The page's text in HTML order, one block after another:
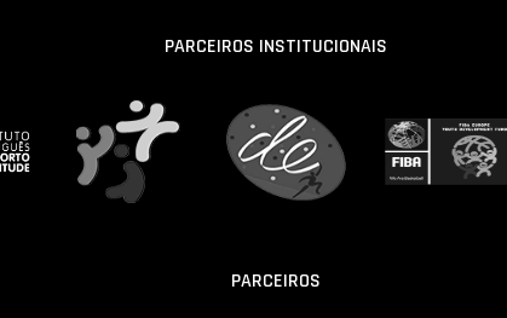
PARCEIROS INSTITUCIONAIS
PARCEIROS